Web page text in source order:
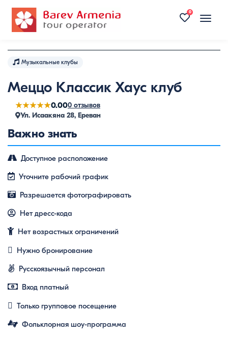
Toggle
0
Музыкальные клубы
Меццо Классик Хаус клуб
★★★★★0.000 отзывов
Ул. Исаакяна 28, Ереван
Важно знать
Доступное расположение
Уточните рабочий график
Разрешается фотографировать
Нет дресс-кода
Нет возрастных ограничений
Нужно бронирование
Русскоязычный персонал
Вход платный
Только групповое посещение
Фольклорная шоу-программа